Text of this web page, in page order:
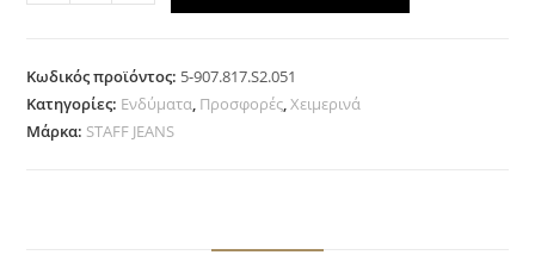
Κωδικός προϊόντος: 5-907.817.S2.051
Κατηγορίες: Ενδύματα Προσφορές ,Χειμερινά
Μάρκα: STAFF JEANS